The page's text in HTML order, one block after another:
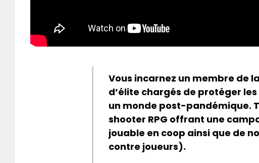
Vous incarnez un membre de
d’élite chargés de protéger
un monde post-pandémique.
shooter RPG offrant une
jouable en coop ainsi que de
contre joueurs).